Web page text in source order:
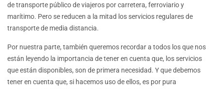
de transporte público de viajeros por carretera, ferroviario y
marítimo. Pero se reducen a la mitad los servicios regulares de
transporte de media distancia.
Por nuestra parte, también queremos recordar a todos los que nos
están leyendo la importancia de tener en cuenta que, los servicios
que están disponibles, son de primera necesidad. Y que debemos
tener en cuenta que, si hacemos uso de ellos, es por pura